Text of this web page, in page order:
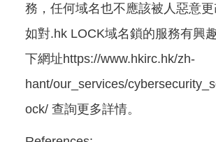
務，任何域名也不應該被人惡意更
如對.hk LOCK域名鎖的服務有興
下網址https://www.hkirc.hk/zh-
hant/our_services/
ock/ 查詢更多詳情。